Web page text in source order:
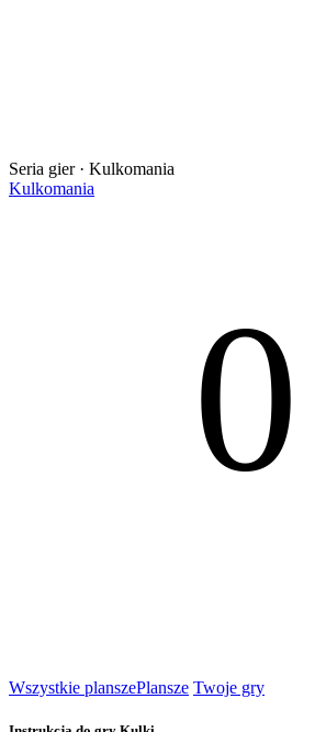
Seria gier · Kulkomania
Kulkomania
0
Wszystkie planszePlansze Twoje gry